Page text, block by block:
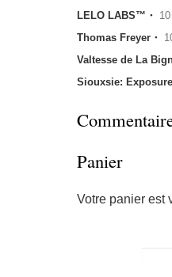
LELO LABS™・
Thomas Freyer・
Valtesse de La
Siouxsie:
Panier
Votre panier est